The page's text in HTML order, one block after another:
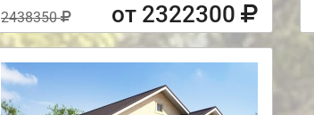
2438350 от 2322300